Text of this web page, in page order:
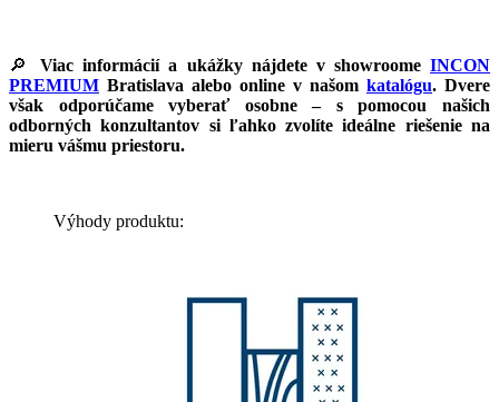
🔎Viac informácií a ukážky nájdete v showroomeINCON
PREMIUM Bratislava alebo online v našom katalógu. Dvere
však odporúčame vyberať osobne – s pomocou našich
odborných konzultantov si ľahko zvolíte ideálne riešenie na
mieru vášmu priestoru.
Výhody produktu: